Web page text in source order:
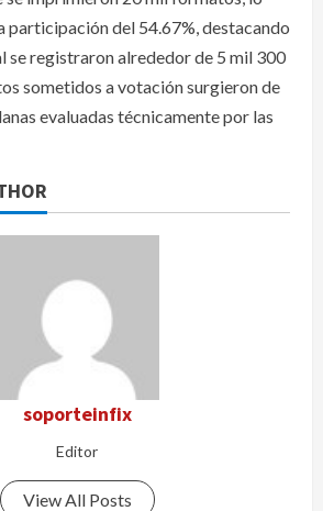
participación del 54.67%, destacando
se registraron alrededor de 5 mil 300
sometidos a votación surgieron de
evaluadas técnicamente por las
soporteinfix
Editor
View All Posts